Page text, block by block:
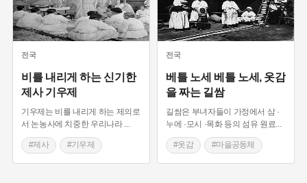
#풍년기원 #명절음식 #농경의례 #햇곡식
#유두천신 #촌락 #협동 #옷감 #베틀
#부녀회
전국
비를 내리게 하는 신기한
제사 기우제
기우제는 비를 내리게 하는 제의로
서 논농사에 치중한 우리나라 ...
#제사 #기우제
#유감주술 #마을공동체
전국
베틀 노세 베틀 노세, 옷감
을 짜는 길쌈
길쌈은 부녀자들이 가정에서 삼 ·
누에 ·모시 ·목화 등의 섬유 원료...
#옷감 #마을공동체
#베틀 #농촌공동체